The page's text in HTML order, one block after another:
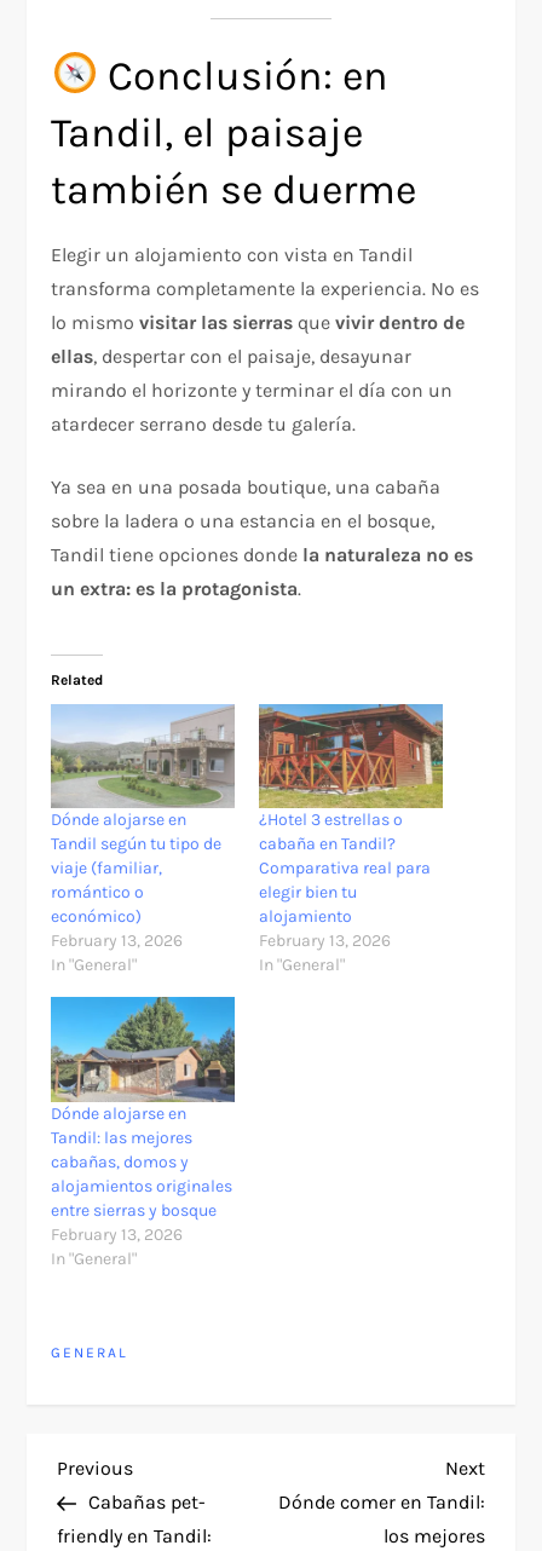
Conclusión: en
Tandil, el paisaje
también se duerme
Elegir un alojamiento con vista en Tandil
transforma completamente la experiencia. No es
lo mismovisitar las sierras quevivir dentro de
ellas, despertar con el paisaje, desayunar
mirando el horizonte y terminar el día con un
atardecer serrano desde tu galería.
Ya sea en una posada boutique, una cabaña
sobre la ladera o una estancia en el bosque,
Tandil tiene opciones donde la naturaleza no es
un extra: es la protagonista.
Related
Dónde alojarse en
Tandil según tu tipo de
viaje (familiar,
romántico o
económico)
February 13, 2026
In "General"
¿Hotel 3 estrellas o
cabaña en Tandil?
Comparativa real para
elegir bien tu
alojamiento
February 13, 2026
In "General"
Dónde alojarse en
Tandil: las mejores
cabañas, domos y
alojamientos originales
entre sierras y bosque
February 13, 2026
In "General"
GENERAL
P
o
Previous
Post
Previous
Cabañas pet-
friendly en Tandil:
Next
Post
Next
Dónde comer en Tandil:
los mejores